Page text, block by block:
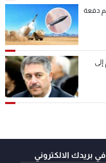
دفعة
بريدك الالكتروني